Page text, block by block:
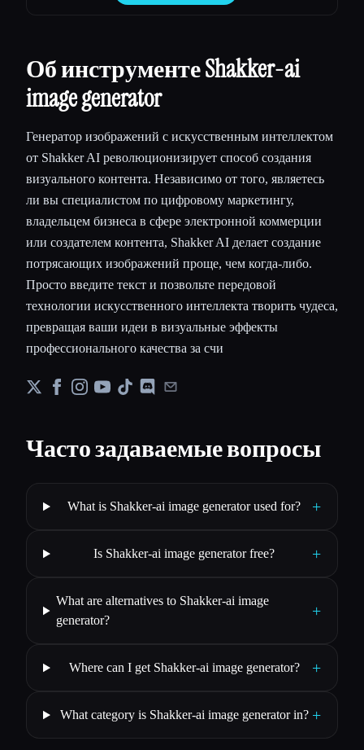
Об инструменте Shakker-ai
image generator
Генератор изображений с искусственным интеллектом
от Shakker AI революционизирует способ создания
визуального контента. Независимо от того, являетесь
ли вы специалистом по цифровому маркетингу,
владельцем бизнеса в сфере электронной коммерции
или создателем контента, Shakker AI делает создание
потрясающих изображений проще, чем когда-либо.
Просто введите текст и позвольте передовой
технологии искусственного интеллекта творить чудеса,
превращая ваши идеи в визуальные эффекты
профессионального качества за счи
Часто задаваемые вопросы
What is Shakker-ai image generator used for? +
Is Shakker-ai image generator free? +
What are alternatives to Shakker-ai image
generator?
+
Where can I get Shakker-ai image generator? +
What category is Shakker-ai image generator in? +